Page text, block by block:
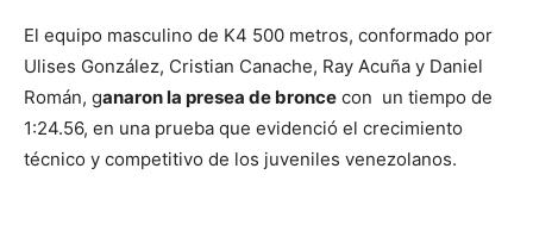
El equipo masculino de K4 500 metros, conformado por
Ulises González, Cristian Canache, Ray Acuña y Daniel
Román, ganaron la presea de bronce con un tiempo de
1:24.56, en una prueba que evidenció el crecimiento
técnico y competitivo de los juveniles venezolanos.